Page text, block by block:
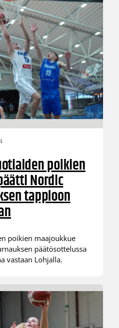
poikien
Nordic
tappioon
poikien maajoukkue
päätösottelussa
vastaan Lohjalla.